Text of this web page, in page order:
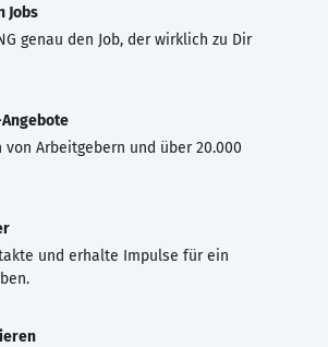
Jobs
genau den Job, der wirklich zu Dir
von Arbeitgebern und über 20.000
und erhalte Impulse für ein